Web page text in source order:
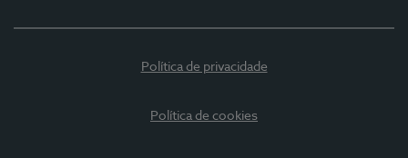
Política de privacidade
Política de cookies